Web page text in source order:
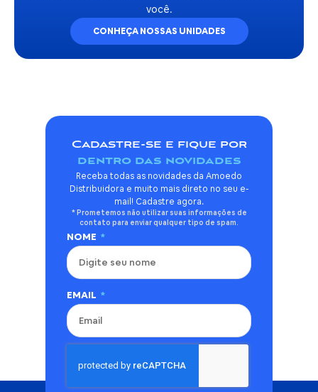
você.
CONHEÇA NOSSAS UNIDADES
Cadastre-se e fique por
dentro das novidades
Receba todas as novidades da Amoedo
Distribuidora e muito mais direto no seu e-
mail! Cadastre agora.
* Prometemos não utilizar suas informações de
contato para enviar qualquer tipo de spam.
NOME
EMAIL